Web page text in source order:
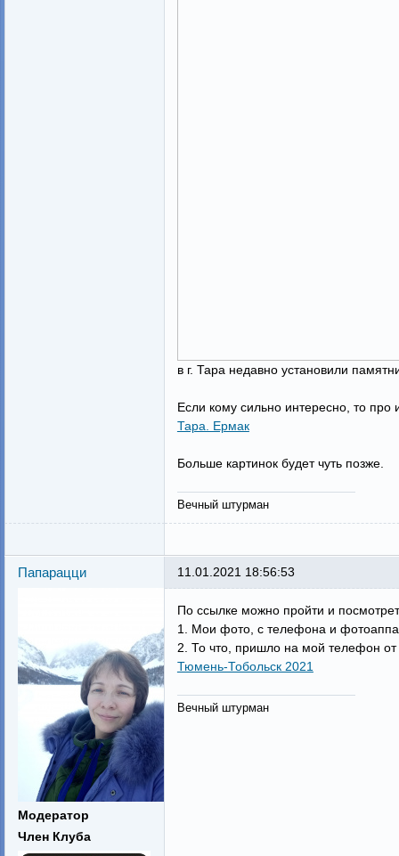
в г. Тара недавно установили
Если кому сильно интересно, то
Тара. Ермак
Больше картинок будет чуть позже.
Вечный штурман
Папарацци
Модератор
Член Клуба
11.01.2021 18:56:53
По ссылке можно пройти и
1. Мои фото, с телефона и
2. То что, пришло на мой телефон от
Тюмень-Тобольск 2021
Вечный штурман